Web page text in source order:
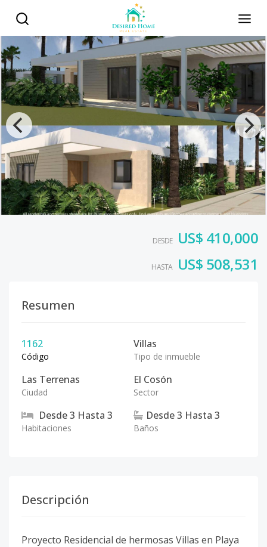
DESDE US$ 410,000
HASTA US$ 508,531
Resumen
1162
Código
Villas
Tipo de inmueble
Las Terrenas
Ciudad
El Cosón
Sector
Desde3 Hasta 3
Habitaciones
Desde3 Hasta 3
Baños
Descripción
Proyecto Residencial de hermosas Villas en Playa